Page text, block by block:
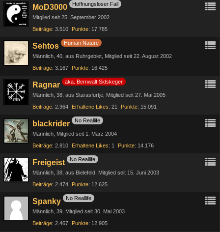
MoD3000 Hoffnungsloser Fall
Mitglied seit 25. September 2002
Beiträge 3.510 Punkte 17.785
Sehtos Human Nature
Männlich 40 aus Ruhrgebiet Mitglied seit 22. August 2002
Beiträge 3.167 Punkte 16.425
Ragnar aka. Bernwalt Sidskeger
Männlich 38 aus Starasfurtje Mitglied seit 27. Mai 2005
Beiträge 2.964 Erhaltene Likes 21 Punkte 15.091
blackrider No Reallife
Männlich Mitglied seit 1. März 2004
Beiträge 2.810 Erhaltene Likes 1 Punkte 14.176
Freigeist No Reallife
Männlich 38 aus Bielefeld Mitglied seit 15. Juni 2003
Beiträge 2.474 Punkte 12.625
Spanky No Reallife
Männlich 39 Mitglied seit 30. Mai 2003
Beiträge 2.467 Punkte 12.905